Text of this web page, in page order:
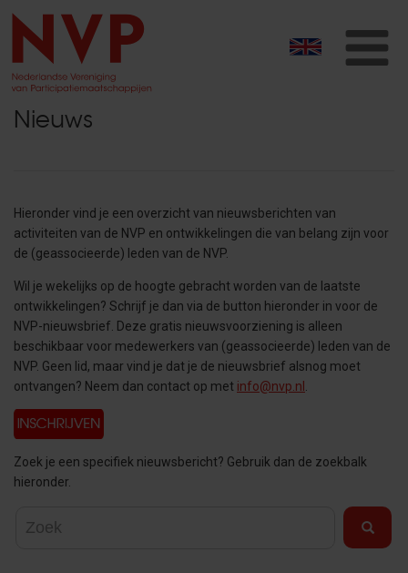
Nieuws
Hieronder vind je een overzicht van nieuwsberichten van
activiteiten van de NVP en ontwikkelingen die van belang zijn voor
de (geassocieerde) leden van de NVP.
Wil je wekelijks op de hoogte gebracht worden van de laatste
ontwikkelingen? Schrijf je dan via de button hieronder in voor de
NVP-nieuwsbrief. Deze gratis nieuwsvoorziening is alleen
beschikbaar voor medewerkers van (geassocieerde) leden van de
NVP. Geen lid, maar vind je dat je de nieuwsbrief alsnog moet
ontvangen? Neem dan contact op met info@nvp.nl
Zoek je een specifiek nieuwsbericht? Gebruik dan de zoekbalk
hieronder.